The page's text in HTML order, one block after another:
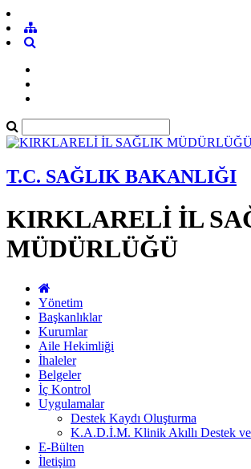
T.C. SAĞLIK BAKANLIĞI
KIRKLARELİ İL
MÜDÜRLÜĞÜ
Yönetim
Başkanlıklar
Kurumlar
Aile Hekimliği
İhaleler
Belgeler
İç Kontrol
Uygulamalar
Destek Kaydı Oluşturma
K.A.D.İ.M. Klinik Akıllı Destek
E-Bülten
İletişim